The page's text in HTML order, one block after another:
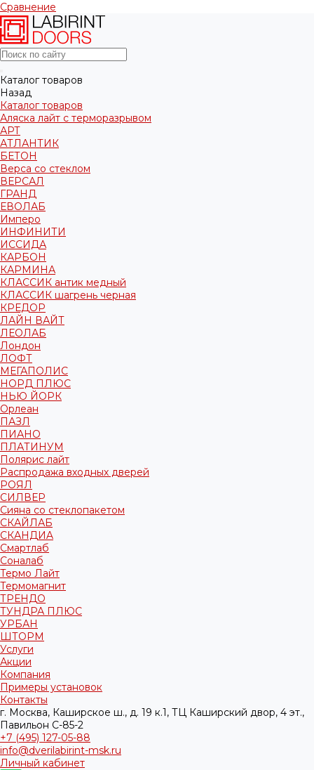
Сравнение
Каталог товаров
Назад
Каталог товаров
Аляска лайт с терморазрывом
АРТ
АТЛАНТИК
БЕТОН
Верса со стеклом
ВЕРСАЛ
ГРАНД
ЕВОЛАБ
Имперо
ИНФИНИТИ
ИССИДА
КАРБОН
КАРМИНА
КЛАССИК антик медный
КЛАССИК шагрень черная
КРЕДОР
ЛАЙН ВАЙТ
ЛЕОЛАБ
Лондон
ЛОФТ
МЕГАПОЛИС
НОРД ПЛЮС
НЬЮ ЙОРК
Орлеан
ПАЗЛ
ПИАНО
ПЛАТИНУМ
Полярис лайт
Распродажа входных дверей
РОЯЛ
СИЛВЕР
Сияна со стеклопакетом
СКАЙЛАБ
СКАНДИA
Смартлаб
Соналаб
Термо Лайт
Термомагнит
ТРЕНДО
ТУНДРА ПЛЮС
УРБАН
ШТОРМ
Услуги
Акции
Компания
Примеры установок
Контакты
г. Москва, Каширское ш., д. 19 к.1, ТЦ Каширский двор, 4 эт.,
Павильон C-85-2
+7 (495) 127-05-88‬
info@dverilabirint-msk.ru
Личный кабинет